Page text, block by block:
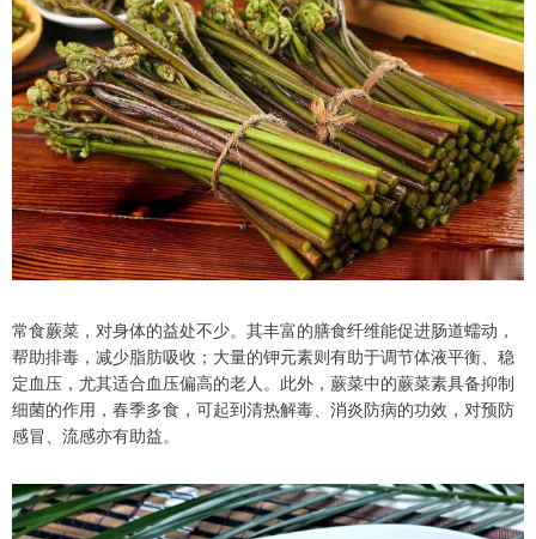
常食蕨菜，对身体的益处不少。其丰富的膳食纤维能促进肠道蠕动，
帮助排毒，减少脂肪吸收；大量的钾元素则有助于调节体液平衡、稳
定血压，尤其适合血压偏高的老人。此外，蕨菜中的蕨菜素具备抑制
细菌的作用，春季多食，可起到清热解毒、消炎防病的功效，对预防
感冒、流感亦有助益。